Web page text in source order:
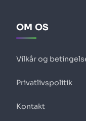
OM OS
Vilkår og
Privatlivspolitik
Kontakt